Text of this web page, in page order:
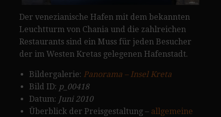
Der venezianische Hafen mit dem bekannten
Leuchtturm von Chania und die zahlreichen
Restaurants sind ein Muss für jeden Besucher
der im Westen Kretas gelegenen Hafenstadt.
Bildergalerie: Panorama – Insel Kreta
Bild ID: p_00418
Datum: Juni 2010
Überblick der Preisgestaltung – allgemeine